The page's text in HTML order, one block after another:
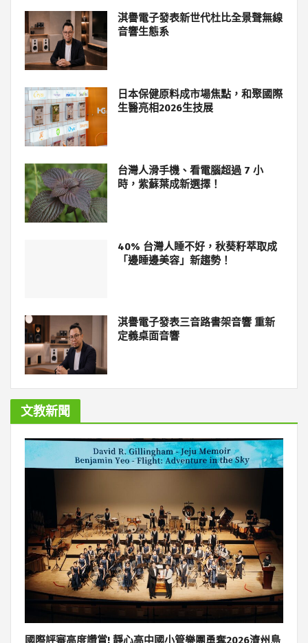
淇譽電子發表新世代杜比全景聲無線
音響生態系
日本保健原料成市場焦點，和聚國際
生醫亮相2026生技展
台灣人滑手機、看電腦超過 7 小
時，紫蘇葉成新選擇！
40% 台灣人睡不好，秋葵籽萃取成
「邊睡邊美容」新趨勢！
淇譽電子發表三音路書架音響 重新
定義桌面音響
文教新聞
國際評審高度讚賞! 靜心高中國小管樂團勇奪2026濟州島